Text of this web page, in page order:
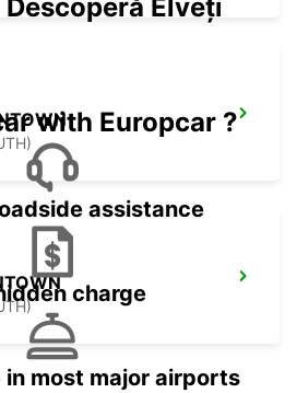
Descoperă Elveția
with Europcar ?
assistance
charge
most major airports